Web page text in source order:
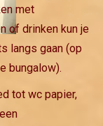
met
of drinken kun je
langs gaan (op
bungalow).
tot wc papier,